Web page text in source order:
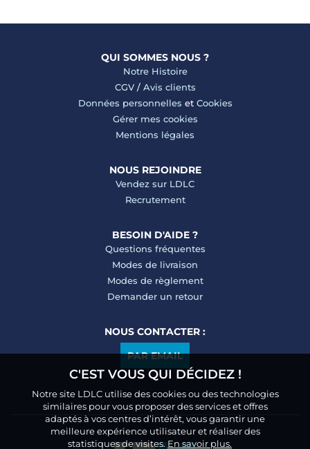
QUI SOMMES NOUS ?
Notre Histoire
CGV/ Avis clients
Données personnelles et Cookies
Gérer mes cookies
Mentions légales
NOUS REJOINDRE
Vendez sur LDLC
Recrutement
BESOIN D'AIDE ?
Questions fréquentes
Modes de livraison
Modes de règlement
Demander un retour
NOUS CONTACTER :
PAR EMAIL
C'EST VOUS QUI DÉCIDEZ !
Notre site LDLC utilise des cookies ou des technologies
similaires pour vous proposer des services et offres
adaptés à vos centres d’intérêt, vous garantir une
meilleure expérience utilisateur et réaliser des
statistiques de visites.En savoir plus.